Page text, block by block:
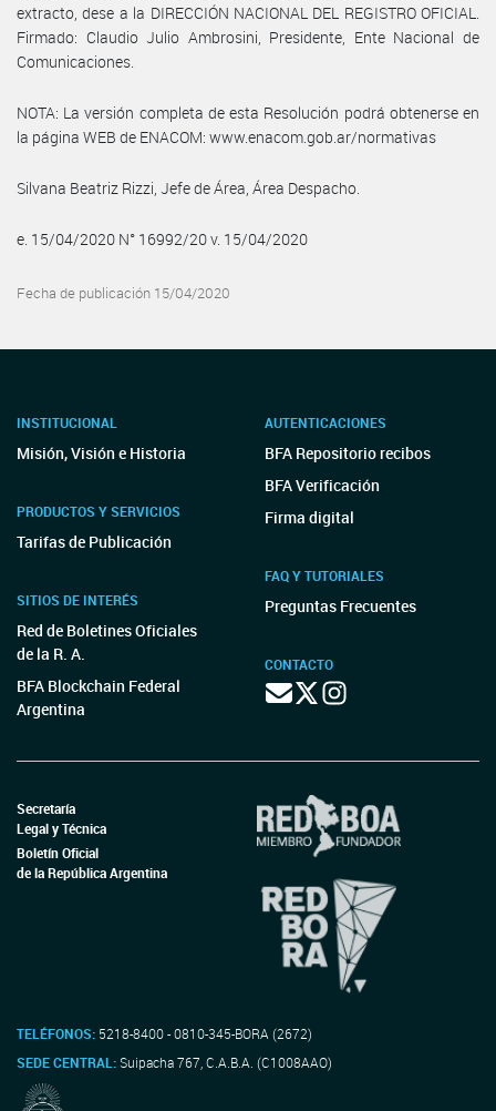
extracto, dese a la DIRECCIÓN NACIONAL DEL REGISTRO OFICIAL.
Firmado: Claudio Julio Ambrosini, Presidente, Ente Nacional de
Comunicaciones.
NOTA: La versión completa de esta Resolución podrá obtenerse en
la página WEB de ENACOM: www.enacom.gob.ar/normativas
Silvana Beatriz Rizzi, Jefe de Área, Área Despacho.
e. 15/04/2020 N° 16992/20 v. 15/04/2020
Fecha de publicación 15/04/2020
INSTITUCIONAL
Misión, Visión e Historia
PRODUCTOS Y SERVICIOS
Tarifas de Publicación
SITIOS DE INTERÉS
Red de Boletines Oficiales
de la R. A.
BFA Blockchain Federal
Argentina
AUTENTICACIONES
BFA Repositorio recibos
BFA Verificación
Firma digital
FAQ Y TUTORIALES
Preguntas Frecuentes
CONTACTO
Secretaría
Legal y Técnica
Boletín Oficial
de la República Argentina
TELÉFONOS: 5218-8400 - 0810-345-BORA (2672)
SEDE CENTRAL:Suipacha 767, C.A.B.A. (C1008AAO)